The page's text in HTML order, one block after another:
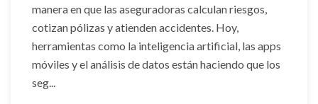
manera en que las aseguradoras calculan riesgos,
cotizan pólizas y atienden accidentes. Hoy,
herramientas como la inteligencia artificial, las apps
móviles y el análisis de datos están haciendo que los
seg...